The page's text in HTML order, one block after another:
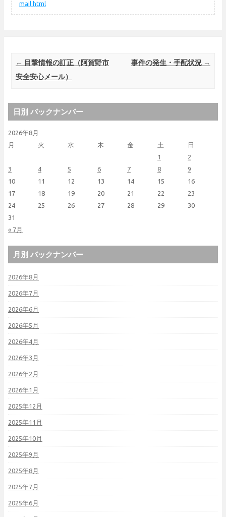
mail.html
Post navigation
← 目撃情報の訂正（阿賀野市
安全安心メール）
事件の発生・手配状況 →
日別 バックナンバー
2026年8月
月
火 水 木 金 土 日
« 7月
1
2
3
4 5 6 7 8
9
10
11 12 13 14 15
16
17
18 19 20 21 22
23
24
25 26 27 28 29
30
31
月別 バックナンバー
2026年8月
2026年7月
2026年6月
2026年5月
2026年4月
2026年3月
2026年2月
2026年1月
2025年12月
2025年11月
2025年10月
2025年9月
2025年8月
2025年7月
2025年6月